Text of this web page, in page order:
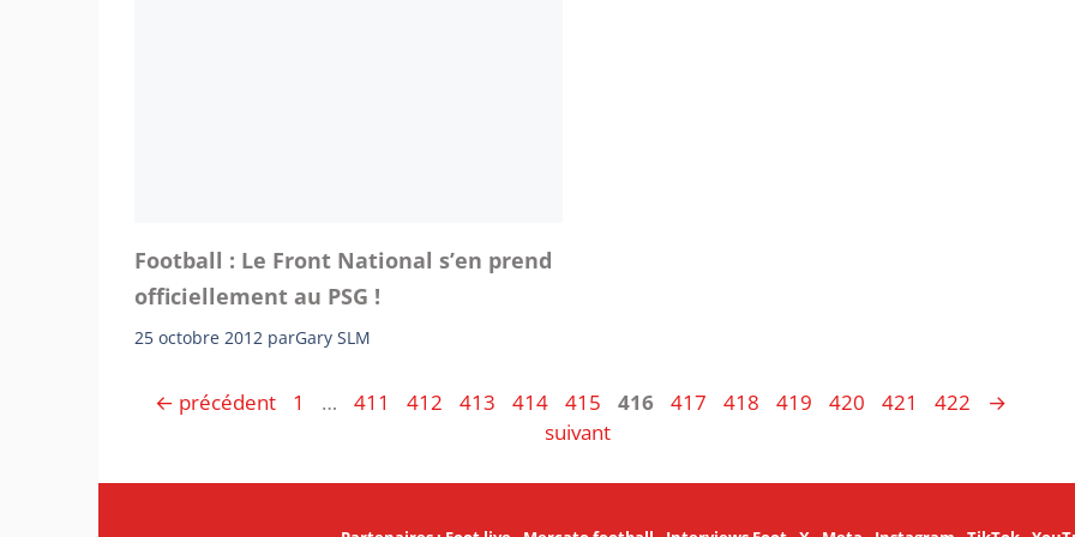
Football : Le Front National s’en prend
officiellement au PSG !
25 octobre 2012 parGary SLM
← précédent Page
1 … Page
411 Page
412 Page
413 Page
414 Page
415 Page
416 Page
417 Page
418 Page
419 Page
420 Page
421 Page
422
→
suivant